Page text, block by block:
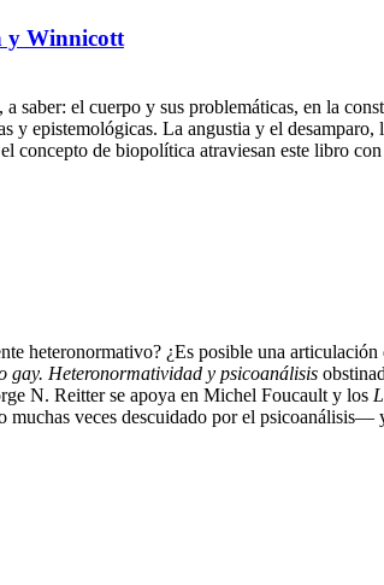
y Winnicott
saber: el cuerpo y sus problemáticas, en la
y epistemológicas. La angustia y el desamparo,
de biopolítica atraviesan este libro
heteronormativo? ¿Es posible una
gay. Heteronormatividad y psicoanálisis
N. Reitter se apoya en Michel Foucault y los
veces descuidado por el